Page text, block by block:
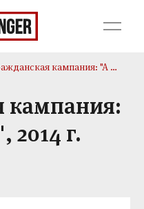
кампания: "А я голосую", 2014 г.
кампания:
2014 г.